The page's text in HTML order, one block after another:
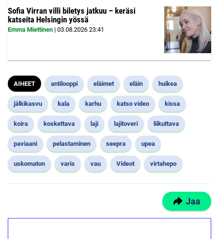
Sofia Virran villi biletys jatkuu – keräsi
katseita Helsingin yössä
Emma Miettinen | 03.08.2026 23:41
AIHEET antilooppi eläimet eläin huikea
jälkikasvu kala karhu katso video kissa
koira koskettava laji lajitoveri liikuttava
paviaani pelastaminen seepra upea
uskomaton varis vau Videot virtahepo
Jaa